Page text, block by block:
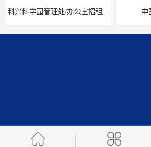
中
招商局广场出租